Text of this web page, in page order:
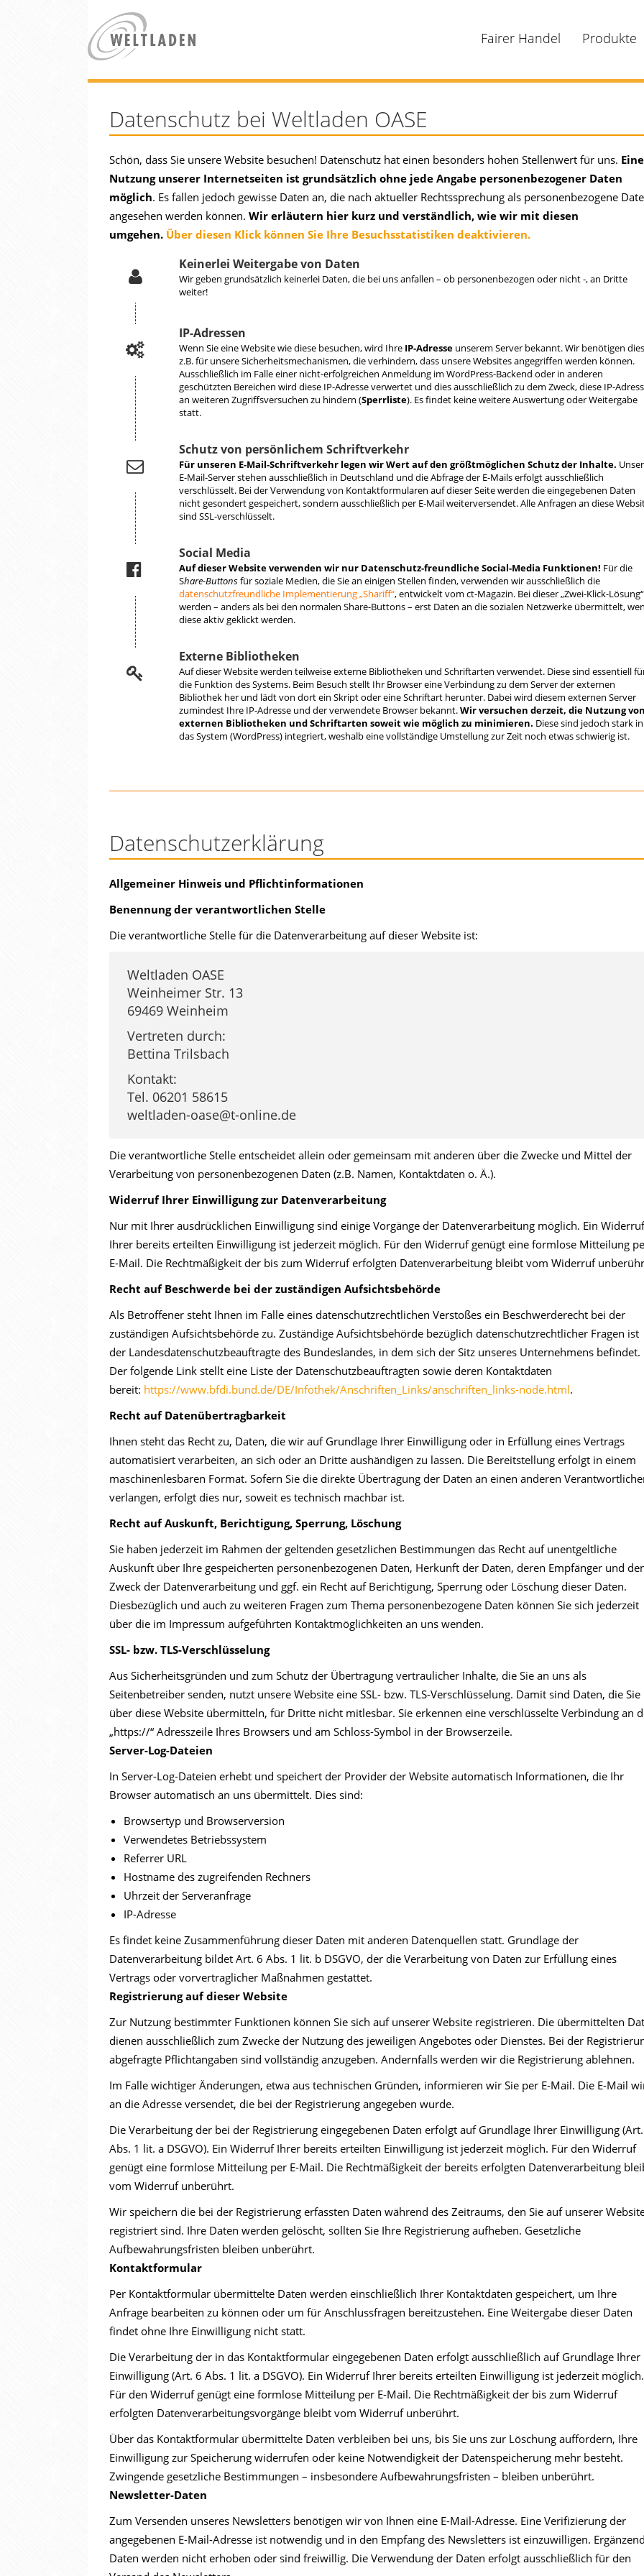
Fairer Handel Produkte
Datenschutz bei Weltladen OASE
Schön, dass Sie unsere Website besuchen! Datenschutz hat einen besonders hohen Stellenwert für uns. Eine
Nutzung unserer Internetseiten ist grundsätzlich ohne jede Angabe personenbezogener Daten
möglich. Es fallen jedoch gewisse Daten an, die nach aktueller Rechtssprechung als personenbezogene
angesehen werden können. Wir erläutern hier kurz und verständlich, wie wir mit diesen
umgehen. Über diesen Klick können Sie Ihre Besuchsstatistiken deaktivieren.
Keinerlei Weitergabe von Daten
Wir geben grundsätzlich keinerlei Daten, die bei uns anfallen – ob personenbezogen oder nicht -, an Dritte
weiter!
IP-Adressen
Wenn Sie eine Website wie diese besuchen, wird Ihre IP-Adresse unserem Server bekannt. Wir benötigen
z.B. für unsere Sicherheitsmechanismen, die verhindern, dass unsere Websites angegriffen werden können.
Ausschließlich im Falle einer nicht-erfolgreichen Anmeldung im WordPress-Backend oder in anderen
geschützten Bereichen wird diese IP-Adresse verwertet und dies ausschließlich zu dem Zweck, diese IP-
an weiteren Zugriffsversuchen zu hindern (Sperrliste). Es findet keine weitere Auswertung oder Weitergabe
statt.
Schutz von persönlichem Schriftverkehr
Für unseren E-Mail-Schriftverkehr legen wir Wert auf den größtmöglichen Schutz der Inhalte.
E-Mail-Server stehen ausschließlich in Deutschland und die Abfrage der E-Mails erfolgt ausschließlich
verschlüsselt. Bei der Verwendung von Kontaktformularen auf dieser Seite werden die eingegebenen Daten
nicht gesondert gespeichert, sondern ausschließlich per E-Mail weiterversendet. Alle Anfragen an diese
sind SSL-verschlüsselt.
Social Media
Auf dieser Website verwenden wir nur Datenschutz-freundliche Social-Media Funktionen! Für die
Share-Buttonsfür soziale Medien, die Sie an einigen Stellen finden, verwenden wir ausschließlich die
datenschutzfreundliche Implementierung „Shariff“, entwickelt vom ct-Magazin. Bei dieser „Zwei-Klick-Lösung“
werden – anders als bei den normalen Share-Buttons – erst Daten an die sozialen Netzwerke übermittelt,
diese aktiv geklickt werden.
Externe Bibliotheken
Auf dieser Website werden teilweise externe Bibliotheken und Schriftarten verwendet. Diese sind essentiell
die Funktion des Systems. Beim Besuch stellt Ihr Browser eine Verbindung zu dem Server der externen
Bibliothek her und lädt von dort ein Skript oder eine Schriftart herunter. Dabei wird diesem externen Server
zumindest Ihre IP-Adresse und der verwendete Browser bekannt.Wir versuchen derzeit, die Nutzung
externen Bibliotheken und Schriftarten soweit wie möglich zu minimieren. Diese sind jedoch stark in
das System (WordPress) integriert, weshalb eine vollständige Umstellung zur Zeit noch etwas schwierig ist.
Datenschutzerklärung
Allgemeiner Hinweis und Pflichtinformationen
Benennung der verantwortlichen Stelle
Die verantwortliche Stelle für die Datenverarbeitung auf dieser Website ist:
Weltladen OASE
Weinheimer Str. 13
69469 Weinheim
Vertreten durch:
Bettina Trilsbach
Kontakt:
Tel. 06201 58615
weltladen-oase@t-online.de
Die verantwortliche Stelle entscheidet allein oder gemeinsam mit anderen über die Zwecke und Mittel der
Verarbeitung von personenbezogenen Daten (z.B. Namen, Kontaktdaten o. Ä.).
Widerruf Ihrer Einwilligung zur Datenverarbeitung
Nur mit Ihrer ausdrücklichen Einwilligung sind einige Vorgänge der Datenverarbeitung möglich. Ein Widerruf
Ihrer bereits erteilten Einwilligung ist jederzeit möglich. Für den Widerruf genügt eine formlose Mitteilung
E-Mail. Die Rechtmäßigkeit der bis zum Widerruf erfolgten Datenverarbeitung bleibt vom Widerruf
Recht auf Beschwerde bei der zuständigen Aufsichtsbehörde
Als Betroffener steht Ihnen im Falle eines datenschutzrechtlichen Verstoßes ein Beschwerderecht bei der
zuständigen Aufsichtsbehörde zu. Zuständige Aufsichtsbehörde bezüglich datenschutzrechtlicher Fragen ist
der Landesdatenschutzbeauftragte des Bundeslandes, in dem sich der Sitz unseres Unternehmens befindet.
Der folgende Link stellt eine Liste der Datenschutzbeauftragten sowie deren Kontaktdaten
bereit: https://www.bfdi.bund.de/DE/Infothek/Anschriften_Links/anschriften_links-node.html.
Recht auf Datenübertragbarkeit
Ihnen steht das Recht zu, Daten, die wir auf Grundlage Ihrer Einwilligung oder in Erfüllung eines Vertrags
automatisiert verarbeiten, an sich oder an Dritte aushändigen zu lassen. Die Bereitstellung erfolgt in einem
maschinenlesbaren Format. Sofern Sie die direkte Übertragung der Daten an einen anderen
verlangen, erfolgt dies nur, soweit es technisch machbar ist.
Recht auf Auskunft, Berichtigung, Sperrung, Löschung
Sie haben jederzeit im Rahmen der geltenden gesetzlichen Bestimmungen das Recht auf unentgeltliche
Auskunft über Ihre gespeicherten personenbezogenen Daten, Herkunft der Daten, deren Empfänger und
Zweck der Datenverarbeitung und ggf. ein Recht auf Berichtigung, Sperrung oder Löschung dieser Daten.
Diesbezüglich und auch zu weiteren Fragen zum Thema personenbezogene Daten können Sie sich jederzeit
über die im Impressum aufgeführten Kontaktmöglichkeiten an uns wenden.
SSL- bzw. TLS-Verschlüsselung
Aus Sicherheitsgründen und zum Schutz der Übertragung vertraulicher Inhalte, die Sie an uns als
Seitenbetreiber senden, nutzt unsere Website eine SSL- bzw. TLS-Verschlüsselung. Damit sind Daten, die Sie
über diese Website übermitteln, für Dritte nicht mitlesbar. Sie erkennen eine verschlüsselte Verbindung an
„https://“ Adresszeile Ihres Browsers und am Schloss-Symbol in der Browserzeile.
Server-Log-Dateien
In Server-Log-Dateien erhebt und speichert der Provider der Website automatisch Informationen, die Ihr
Browser automatisch an uns übermittelt. Dies sind:
Browsertyp und Browserversion
Verwendetes Betriebssystem
Referrer URL
Hostname des zugreifenden Rechners
Uhrzeit der Serveranfrage
IP-Adresse
Es findet keine Zusammenführung dieser Daten mit anderen Datenquellen statt. Grundlage der
Datenverarbeitung bildet Art. 6 Abs. 1 lit. b DSGVO, der die Verarbeitung von Daten zur Erfüllung eines
Vertrags oder vorvertraglicher Maßnahmen gestattet.
Registrierung auf dieser Website
Zur Nutzung bestimmter Funktionen können Sie sich auf unserer Website registrieren. Die übermittelten
dienen ausschließlich zum Zwecke der Nutzung des jeweiligen Angebotes oder Dienstes. Bei der
abgefragte Pflichtangaben sind vollständig anzugeben. Andernfalls werden wir die Registrierung ablehnen.
Im Falle wichtiger Änderungen, etwa aus technischen Gründen, informieren wir Sie per E-Mail. Die E-Mail
an die Adresse versendet, die bei der Registrierung angegeben wurde.
Die Verarbeitung der bei der Registrierung eingegebenen Daten erfolgt auf Grundlage Ihrer Einwilligung
Abs. 1 lit. a DSGVO). Ein Widerruf Ihrer bereits erteilten Einwilligung ist jederzeit möglich. Für den Widerruf
genügt eine formlose Mitteilung per E-Mail. Die Rechtmäßigkeit der bereits erfolgten Datenverarbeitung
vom Widerruf unberührt.
Wir speichern die bei der Registrierung erfassten Daten während des Zeitraums, den Sie auf unserer
registriert sind. Ihre Daten werden gelöscht, sollten Sie Ihre Registrierung aufheben. Gesetzliche
Aufbewahrungsfristen bleiben unberührt.
Kontaktformular
Per Kontaktformular übermittelte Daten werden einschließlich Ihrer Kontaktdaten gespeichert, um Ihre
Anfrage bearbeiten zu können oder um für Anschlussfragen bereitzustehen. Eine Weitergabe dieser Daten
findet ohne Ihre Einwilligung nicht statt.
Die Verarbeitung der in das Kontaktformular eingegebenen Daten erfolgt ausschließlich auf Grundlage Ihrer
Einwilligung (Art. 6 Abs. 1 lit. a DSGVO). Ein Widerruf Ihrer bereits erteilten Einwilligung ist jederzeit möglich.
Für den Widerruf genügt eine formlose Mitteilung per E-Mail. Die Rechtmäßigkeit der bis zum Widerruf
erfolgten Datenverarbeitungsvorgänge bleibt vom Widerruf unberührt.
Über das Kontaktformular übermittelte Daten verbleiben bei uns, bis Sie uns zur Löschung auffordern, Ihre
Einwilligung zur Speicherung widerrufen oder keine Notwendigkeit der Datenspeicherung mehr besteht.
Zwingende gesetzliche Bestimmungen – insbesondere Aufbewahrungsfristen – bleiben unberührt.
Newsletter-Daten
Zum Versenden unseres Newsletters benötigen wir von Ihnen eine E-Mail-Adresse. Eine Verifizierung der
angegebenen E-Mail-Adresse ist notwendig und in den Empfang des Newsletters ist einzuwilligen.
Daten werden nicht erhoben oder sind freiwillig. Die Verwendung der Daten erfolgt ausschließlich für den